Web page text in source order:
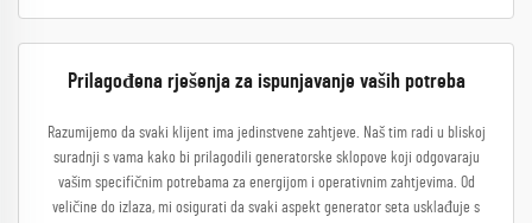
Prilagođena rješenja za ispunjavanje vaših potreba
Razumijemo da svaki klijent ima jedinstvene zahtjeve. Naš tim radi u bliskoj
suradnji s vama kako bi prilagodili generatorske sklopove koji odgovaraju
vašim specifičnim potrebama za energijom i operativnim zahtjevima. Od
veličine do izlaza, mi osigurati da svaki aspekt generator seta usklađuje s